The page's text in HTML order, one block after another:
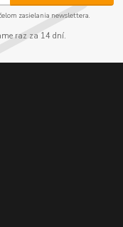
zasielania newslettera.
raz za 14 dní.